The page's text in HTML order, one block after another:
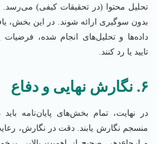
تحلیل محتوا (در تحقیقات کیفی) می‌رسد.
بدون سوگیری ارائه شوند. در این بخش،
داده‌ها و تحلیل‌های انجام شده،
تایید یا رد کنند.
۶. نگارش نهایی و دفاع
در نهایت، تمام بخش‌های پایان‌نامه
منسجم نگارش یابند. دقت در نگارش،